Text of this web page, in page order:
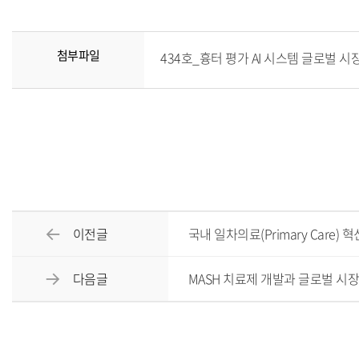
첨부파일 434호_흉터 평가 AI 시스템 글로벌 시
이전글 국내 일차의료(Primary Care)
다음글 MASH 치료제 개발과 글로벌 시